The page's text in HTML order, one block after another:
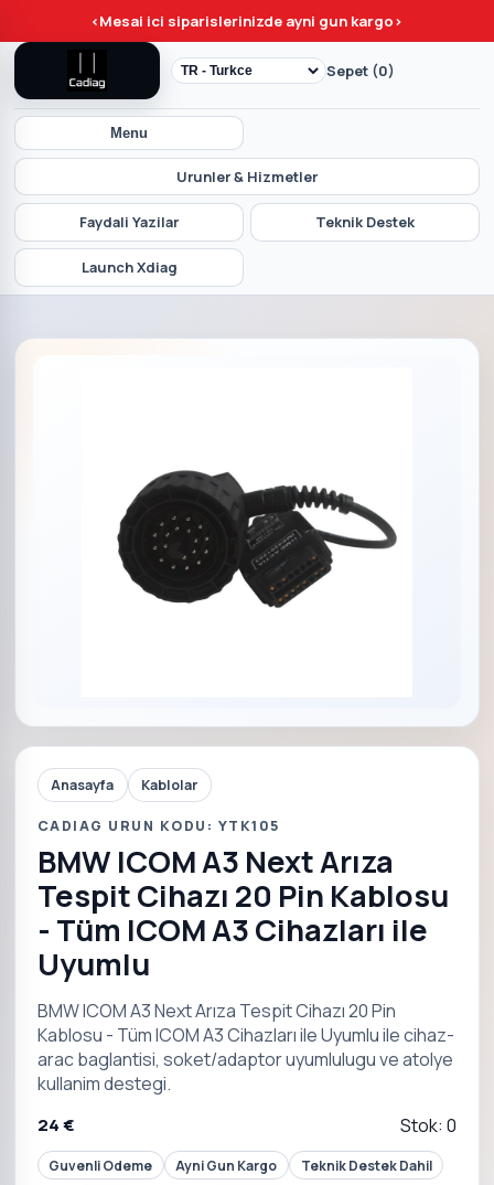
<Mesai ici siparislerinizde ayni gun kargo>
Menu
Urunler & Hizmetler
Faydali Yazilar Teknik Destek
Launch Xdiag
Sepet (0)
Anasayfa Kablolar
CADIAG URUN KODU: YTK105
BMW ICOM A3 Next Arıza
Tespit Cihazı 20 Pin Kablosu
- Tüm ICOM A3 Cihazları ile
Uyumlu
BMW ICOM A3 Next Arıza Tespit Cihazı 20 Pin
Kablosu - Tüm ICOM A3 Cihazları ile Uyumlu ile cihaz-
arac baglantisi, soket/adaptor uyumlulugu ve atolye
kullanim destegi.
24 € Stok: 0
Guvenli Odeme Ayni Gun Kargo Teknik Destek Dahil